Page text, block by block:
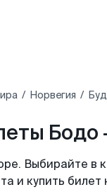
Норвегия
Бодо
Выбирайте в
и купить